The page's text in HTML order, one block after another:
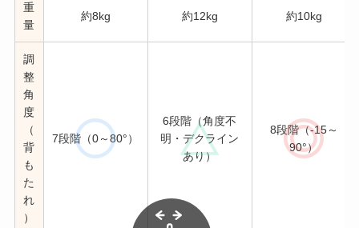
重
量
約8kg 約12kg 約10kg
調
整
角
度
（
背
も
た
れ
）
7段階（0～80°）
6段階（角度不
明・デクライン
あり）
8段階（-15～
90°）